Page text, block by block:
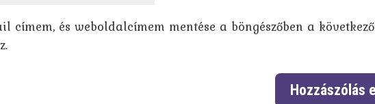
címem, és weboldalcímem mentése a böngészőben a következő